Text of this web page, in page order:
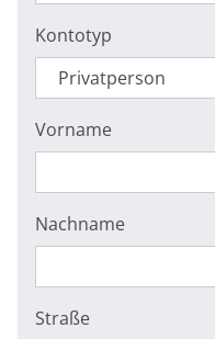
Kontotyp
Vorname
Nachname
Straße